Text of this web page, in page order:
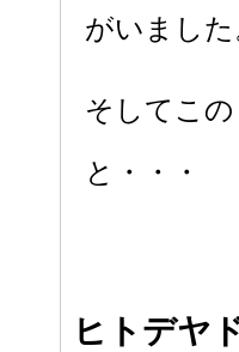
がいました
そしてこ
と・・・
ヒトデヤ